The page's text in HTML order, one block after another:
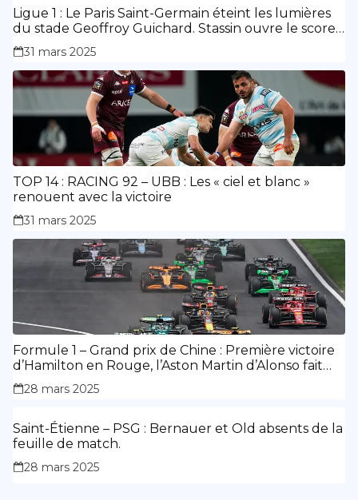
Ligue 1 : Le Paris Saint-Germain éteint les lumières
du stade Geoffroy Guichard. Stassin ouvre le score,
doublé de Doué.
31 mars 2025
TOP 14 : RACING 92 – UBB : Les « ciel et blanc »
renouent avec la victoire
31 mars 2025
Formule 1 – Grand prix de Chine : Première victoire
d’Hamilton en Rouge, l’Aston Martin d’Alonso fait
des siennes.
28 mars 2025
Saint-Étienne – PSG : Bernauer et Old absents de la
feuille de match.
28 mars 2025